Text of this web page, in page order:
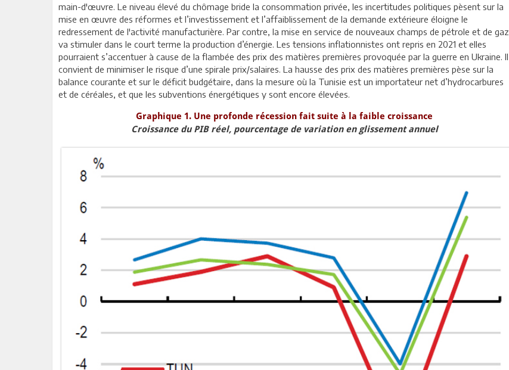
main-d'œuvre. Le niveau élevé du chômage bride la consommation privée, les incertitudes politiques pèsent sur la
mise en œuvre des réformes et l’investissement et l’affaiblissement de la demande extérieure éloigne le
redressement de l'activité manufacturière. Par contre, la mise en service de nouveaux champs de pétrole et de gaz
va stimuler dans le court terme la production d’énergie. Les tensions inflationnistes ont repris en 2021 et elles
pourraient s’accentuer à cause de la flambée des prix des matières premières provoquée par la guerre en Ukraine. Il
convient de minimiser le risque d’une spirale prix/salaires. La hausse des prix des matières premières pèse sur la
balance courante et sur le déficit budgétaire, dans la mesure où la Tunisie est un importateur net d’hydrocarbures
et de céréales, et que les subventions énergétiques y sont encore élevées.
Graphique 1. Une profonde récession fait suite à la faible croissance
Croissance du PIB réel, pourcentage de variation en glissement annuel